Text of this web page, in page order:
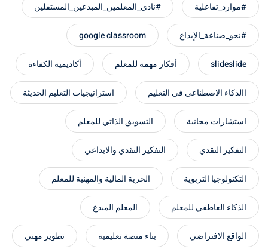
#موارد_تفاعلية #نادي_المعلمين_المبدعين_المستقلين
#نحو_صناعة_الإبداع google classroom
slideslide أفكار مهمة للمعلم أكاديمية الكفاءة
االذكاء الاصطناعي في التعليم استراتيجيات التعليم الحديثة
استشارات مجانية التسويق الذاتي للمعلم
التفكير النقدي التفكير النقدي والابداعي
التكنولوجيا التربوية الحرية المالية والمهنية للمعلم
الذكاء العاطفي للمعلم المعلم المبدع
الواقع الافتراضي بناء منصة تعليمية تطوير مهني